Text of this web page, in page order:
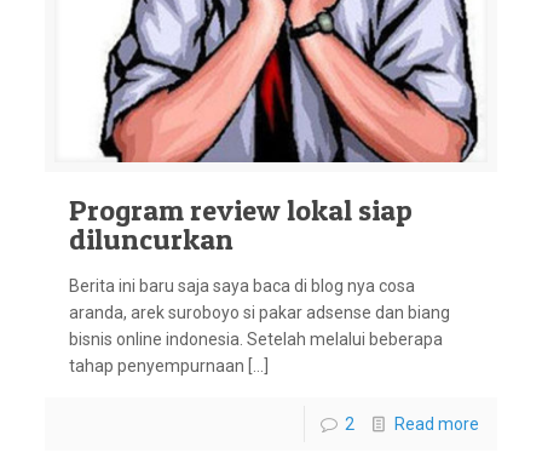
Program review lokal siap
diluncurkan
Berita ini baru saja saya baca di blog nya cosa
aranda, arek suroboyo si pakar adsense dan biang
bisnis online indonesia. Setelah melalui beberapa
tahap penyempurnaan […]
2 Read more